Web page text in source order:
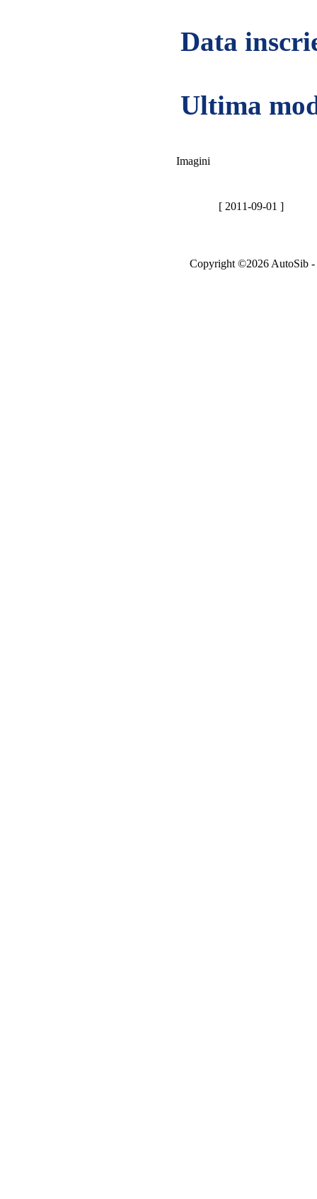
Data
Ultima
Imagini
[ 2011-09-01 ]
Copyright ©2026 AutoSib -